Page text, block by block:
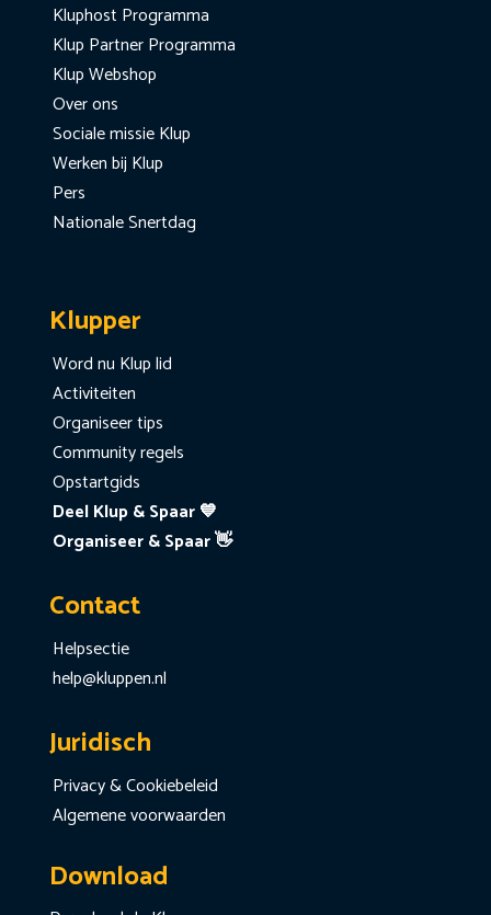
Kluphost Programma
Klup Partner Programma
Klup Webshop
Over ons
Sociale missie Klup
Werken bij Klup
Pers
Nationale Snertdag
Klupper
Word nu Klup lid
Activiteiten
Organiseer tips
Community regels
Opstartgids
Deel Klup & Spaar 💙
Organiseer & Spaar 👋
Contact
Helpsectie
help@kluppen.nl
Juridisch
Privacy & Cookiebeleid
Algemene voorwaarden
Download